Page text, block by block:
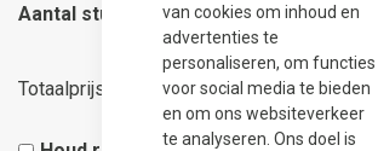
van cookies om inhoud en
advertenties te
personaliseren, om functies
voor social media te bieden
en om ons websiteverkeer
te analyseren. Ons doel is
Aantal stuks
Totaalprijs 87,60